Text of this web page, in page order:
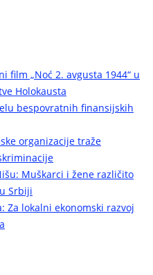
film „Noć 2. avgusta 1944“ u
Holokausta
bespovratnih finansijskih
organizacije traže
Muškarci i žene različito
Srbiji
Za lokalni ekonomski razvoj